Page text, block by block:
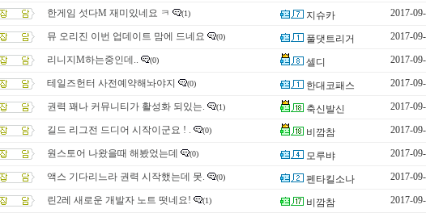
한게임 섯다M 재미있네요 ㅋ (1) 지슈카 2017-
뮤 오리진 이번 업데이트 맘에 드네요 (0) 풀댓트리거 2017-
리니지M하는중인데.. (0) 셀디 2017-
테일즈헌터 사전예약해놔야지 (0) 한대코패스 2017-
권력 꽤나 커뮤니티가 활성화 되있는. (1) 축신발신 2017-
길드 리그전 드디어 시작이군요 ! . (0) 비깜참 2017-
원스토어 나왔을때 해봤었는데 (0) 모루뱌 2017-
액스 기다리느라 권력 시작했는데 못. (0) 펜타킬소나 2017-
린2레 새로운 개발자 노트 떳네요! (1) 비깜참 2017-